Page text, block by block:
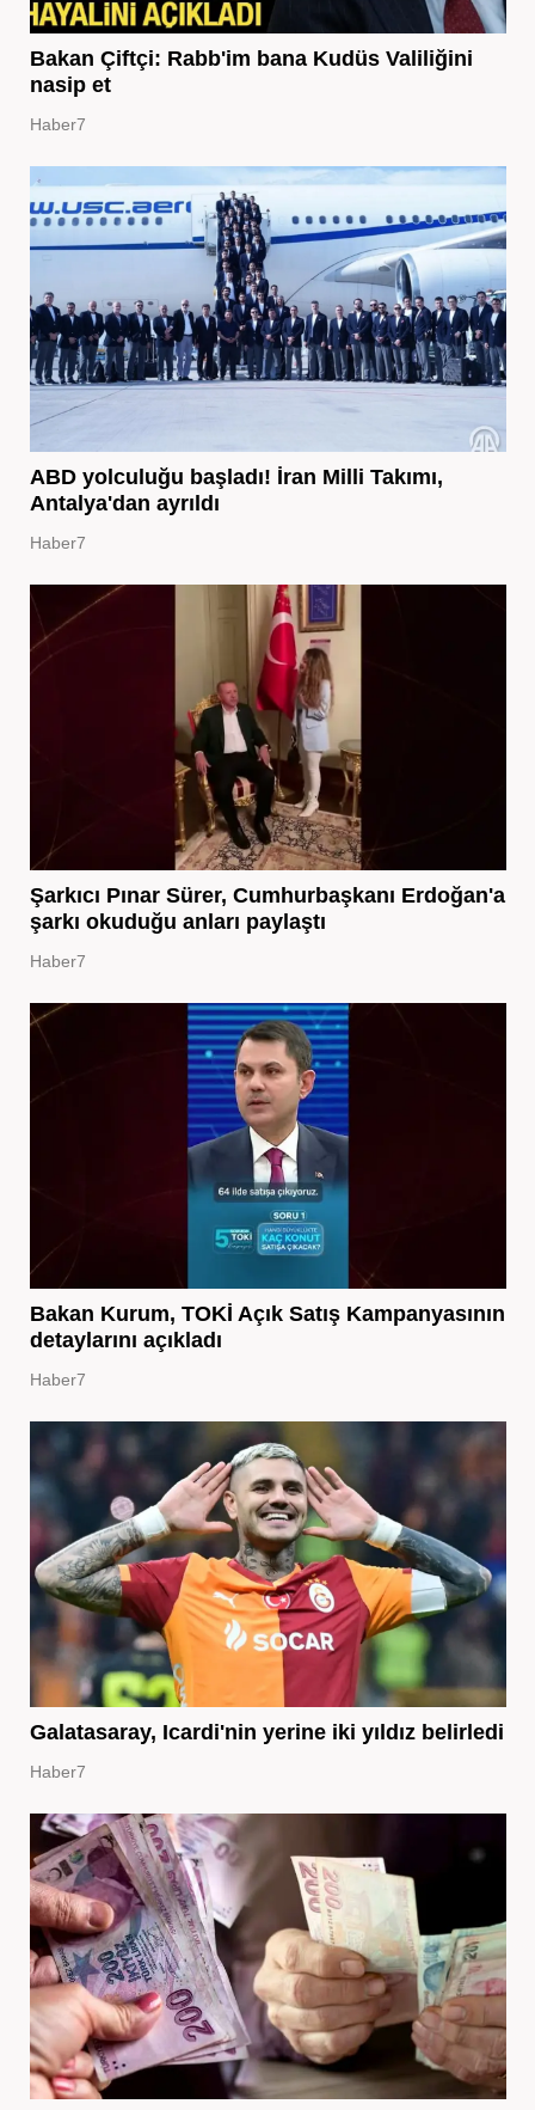
Bakan Çiftçi: Rabb'im bana Kudüs Valiliğini
nasip et
Haber7
ABD yolculuğu başladı! İran Milli Takımı,
Antalya'dan ayrıldı
Haber7
Şarkıcı Pınar Sürer, Cumhurbaşkanı Erdoğan'a
şarkı okuduğu anları paylaştı
Haber7
Bakan Kurum, TOKİ Açık Satış Kampanyasının
detaylarını açıkladı
Haber7
Galatasaray, Icardi'nin yerine iki yıldız belirledi
Haber7